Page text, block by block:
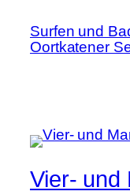
Surfen und
Oortkatener
Vier- und